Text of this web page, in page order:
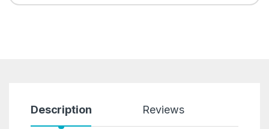
Description Reviews